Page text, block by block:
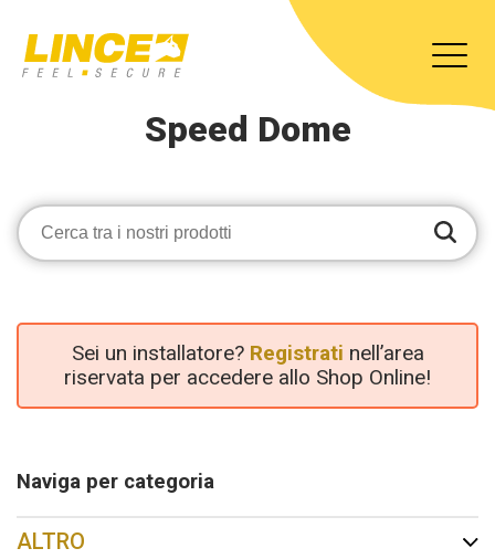
Speed Dome
Sei un installatore? Registrati nell’area
riservata per accedere allo Shop Online!
Naviga per categoria
ALTRO